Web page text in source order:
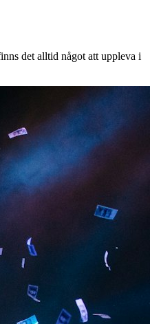
det alltid något att uppleva i